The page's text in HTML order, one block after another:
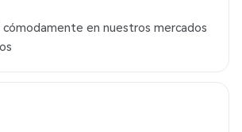
en nuestros mercados